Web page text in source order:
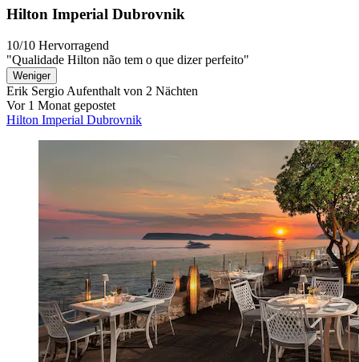
Hilton Imperial Dubrovnik
10/10 Hervorragend
"Qualidade Hilton não tem o que dizer perfeito"
Weniger
Erik Sergio Aufenthalt von 2 Nächten
Vor 1 Monat gepostet
Hilton Imperial Dubrovnik